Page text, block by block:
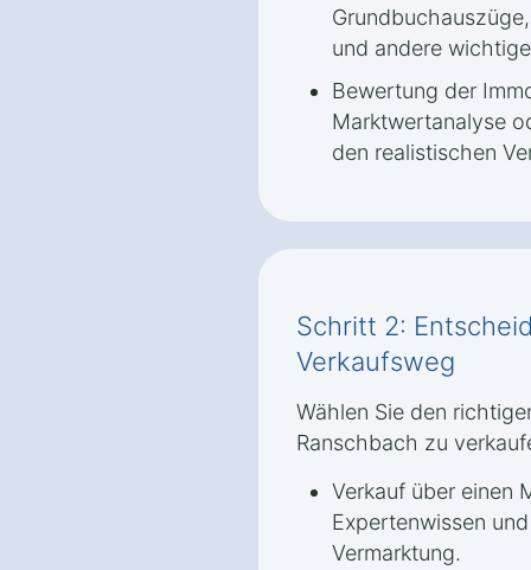
und andere
Bewertung der
Marktwertanalyse
den realistischen
Schritt 2:
Verkaufsweg
Wählen Sie den
Ranschbach zu
Verkauf über einen
Expertenwissen
Vermarktung.